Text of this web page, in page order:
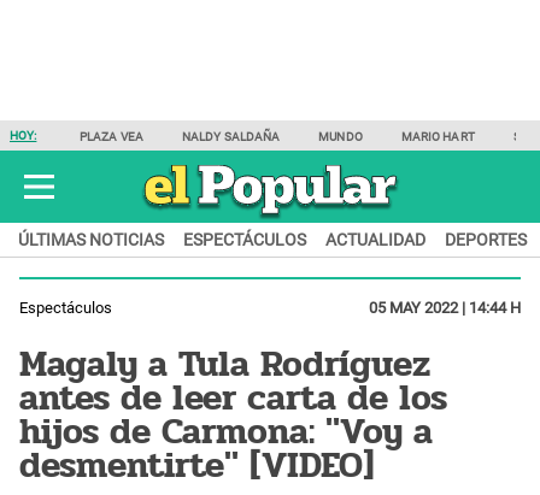
HOY: PLAZA VEA NALDY SALDAÑA MUNDO MARIO HART
ÚLTIMAS NOTICIAS ESPECTÁCULOS ACTUALIDAD DEPORTES
Espectáculos 05 MAY 2022 | 14:44 H
Magaly a Tula Rodríguez
antes de leer carta de los
hijos de Carmona: "Voy a
desmentirte" [VIDEO]